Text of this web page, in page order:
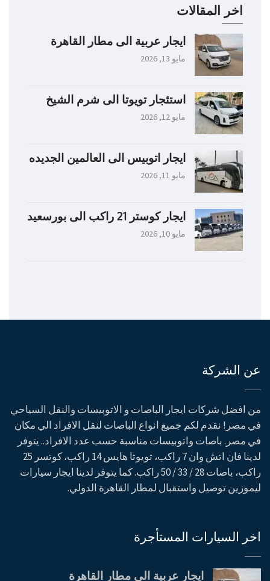
اخر المقالات
ايجار عربية الى مطار القاهرة
مايو 13, 2026
استئجار تويوتا الى شرم الشيخ
مايو 12, 2026
ايجار اتوبيس الى العالمين الجديده
مايو 11, 2026
ايجار كوستر 21 راكب الى بورسعيد
مايو 10, 2026
عن الشركة
من افضل شركات ايجار الباصات و الاتوبيسات والنقل السياحي
في مصر! نقدم لكم جميع انواع الباصات لنقل الافراد الي مكان
في مصر. باصات واتوبيسات مناسبة حسب عدد الافراد.. يتوفر
لدينا فان اتش وان 7 راكب، تويوتا هايس 14 راكب، كوتسر 25
راكب، باصات 28 / 33 / 50 راكب. كما يتوفر لدينا ايجار سيارات
ليموزين توصيل واستقبال لمطار القاهرة الدولي.
اخر السيارات المستأجرة
ايجار عربية الى مطار القاهرة